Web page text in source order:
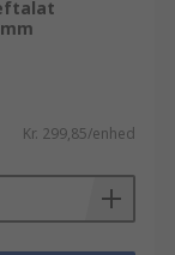
Kr. 299,85/enhed